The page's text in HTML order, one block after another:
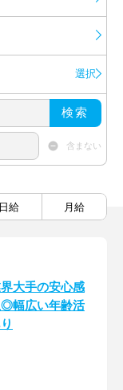
選択
検索
含まない
日給 月給
界大手の安心感
◎幅広い年齢活